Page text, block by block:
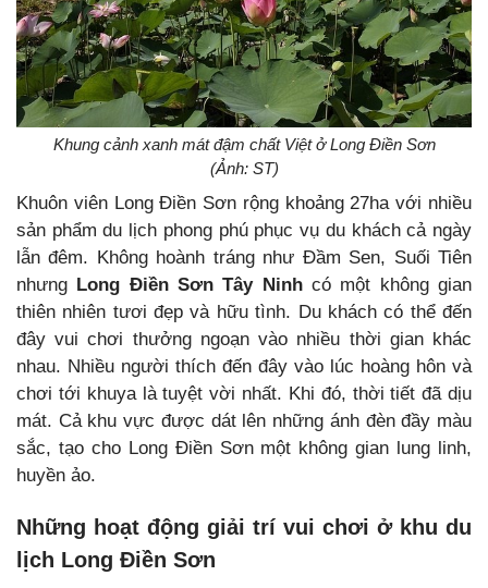
Khung cảnh xanh mát đậm chất Việt ở Long Điền Sơn
(Ảnh: ST)
Khuôn viên Long Điền Sơn rộng khoảng 27ha với nhiều
sản phẩm du lịch phong phú phục vụ du khách cả ngày
lẫn đêm. Không hoành tráng như Đầm Sen, Suối Tiên
nhưng Long Điền Sơn Tây Ninhcó một không gian
thiên nhiên tươi đẹp và hữu tình. Du khách có thể đến
đây vui chơi thưởng ngoạn vào nhiều thời gian khác
nhau. Nhiều người thích đến đây vào lúc hoàng hôn và
chơi tới khuya là tuyệt vời nhất. Khi đó, thời tiết đã dịu
mát. Cả khu vực được dát lên những ánh đèn đầy màu
sắc, tạo cho Long Điền Sơn một không gian lung linh,
huyền ảo.
Những hoạt động giải trí vui chơi ở khu du
lịch Long Điền Sơn